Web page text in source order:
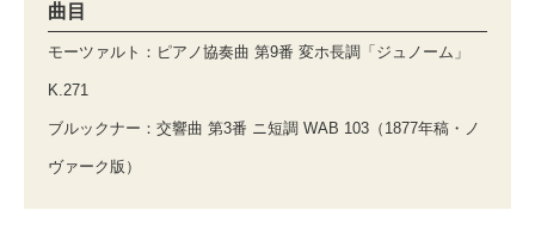
曲目
モーツァルト：ピアノ協奏曲 第9番 変ホ長調「ジュノーム」
K.271
ブルックナー：交響曲 第3番 ニ短調 WAB 103（1877年稿・ノ
ヴァーク版）